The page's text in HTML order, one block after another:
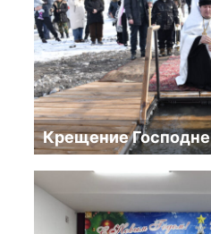
Крещение Господне